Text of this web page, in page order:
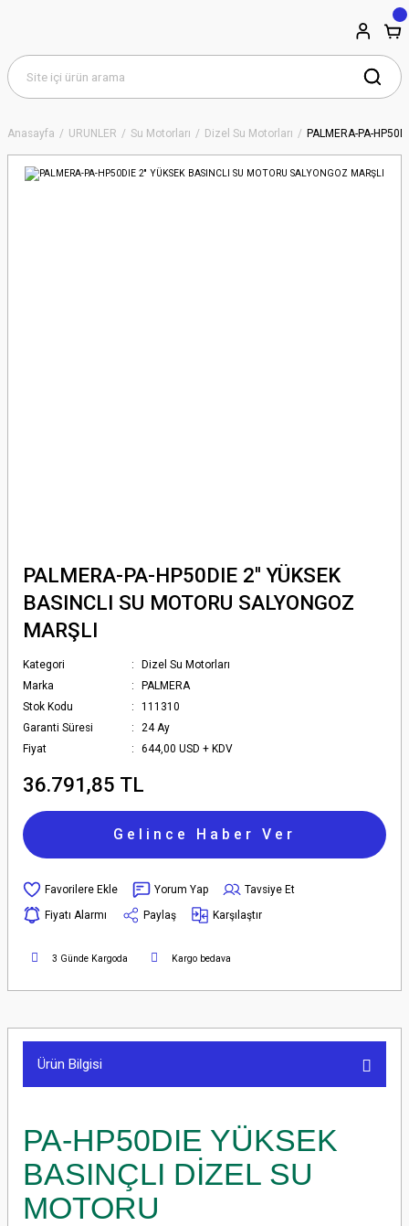
Anasayfa ÜRÜNLER Su Motorları Dizel Su Motorları PALMERA-PA-
PALMERA-PA-HP50DIE 2'' YÜKSEK
BASINCLI SU MOTORU SALYONGOZ
MARŞLI
Kategori
Dizel Su Motorları
Marka
PALMERA
Stok Kodu
111310
Garanti Süresi
24 Ay
Fiyat
644,00 USD + KDV
36.791,85 TL
Gelince Haber Ver
Yorum Yap
Tavsiye Et
Fiyatı Alarmı
Paylaş Karşılaştır
3 Günde Kargoda Kargo bedava
Ürün Bilgisi
PA-HP50DIE YÜKSEK
BASINÇLI DİZEL SU
MOTORU